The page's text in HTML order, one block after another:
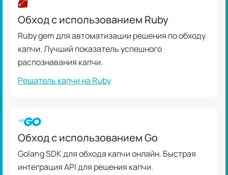
Обход с использованием Ruby
Ruby gem для автоматизации решения по обходу
капчи. Лучший показатель успешного
распознавания капчи.
Решатель капчи на Ruby
Обход с использованием Go
Golang SDK для обхода капчи онлайн. Быстрая
интеграция API для решения капчи.